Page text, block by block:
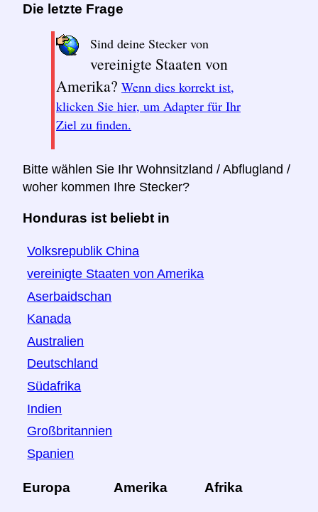
Die letzte Frage
Sind deine Stecker von
vereinigte Staaten von
Amerika? Wenn dies korrekt ist,
klicken Sie hier, um Adapter für Ihr
Ziel zu finden.
Bitte wählen Sie Ihr Wohnsitzland / Abflugland /
woher kommen Ihre Stecker?
Honduras ist beliebt in
Volksrepublik China
vereinigte Staaten von Amerika
Aserbaidschan
Kanada
Australien
Deutschland
Südafrika
Indien
Großbritannien
Spanien
Europa Amerika Afrika